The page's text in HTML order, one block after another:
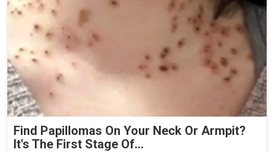
Find Papillomas On Your Neck Or Armpit?
It's The First Stage Of...